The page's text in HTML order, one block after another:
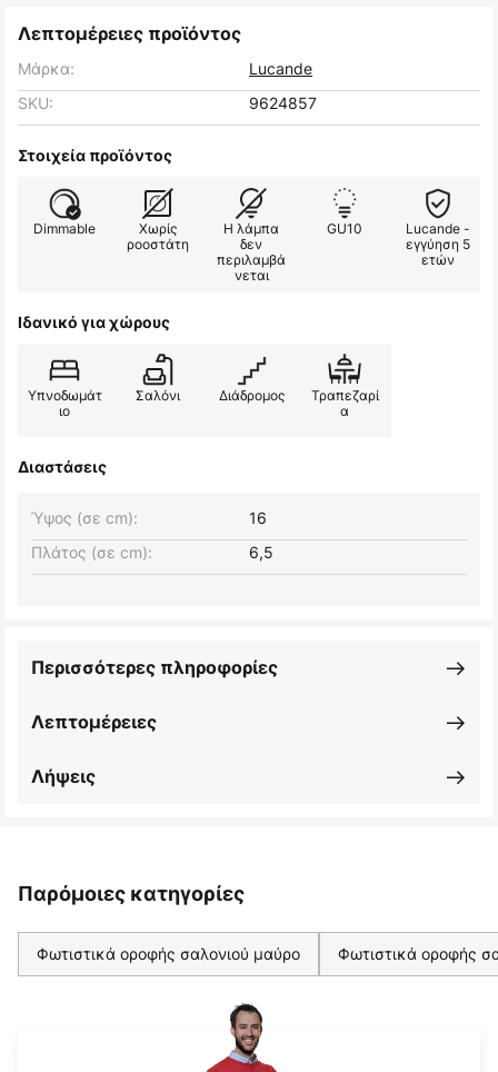
Λεπτομέρειες προϊόντος
Μάρκα:
Lucande
SKU:
9624857
Στοιχεία προϊόντος
Dimmable
Χωρίς
ροοστάτη
Η λάμπα
δεν
περιλαμβά
νεται
GU10
Lucande -
εγγύηση 5
ετών
Ιδανικό για χώρους
Υπνοδωμάτ
ιο
Σαλόνι Διάδρομος
Τραπεζαρί
α
Διαστάσεις
Πλάτος (σε cm): 6,5
Ύψος (σε cm): 16
Λεπτομέρειες
Περισσότερες πληροφορίες
Λήψεις
Παρόμοιες κατηγορίες
Φωτιστικά οροφής σαλονιού μαύρο Φωτιστικά οροφής